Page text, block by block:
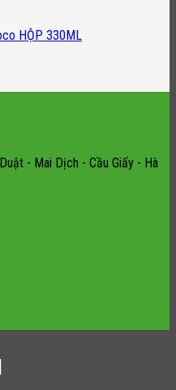
HỘP 330ML
- Mai Dịch - Cầu Giấy - Hà